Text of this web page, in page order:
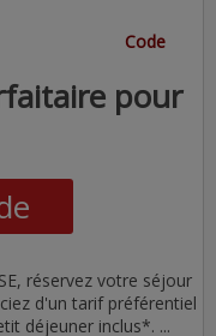
Code
pour
réservez votre séjour
d'un tarif préférentiel
déjeuner inclus*. ...